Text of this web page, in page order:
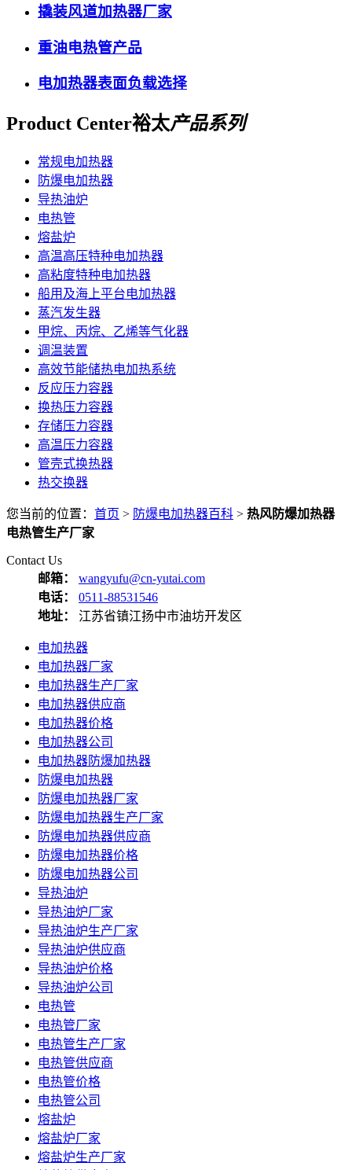
撬装风道加热器厂家
重油电热管产品
电加热器表面负载选择
Product Center裕太产品系列
常规电加热器
防爆电加热器
导热油炉
电热管
熔盐炉
高温高压特种电加热器
高粘度特种电加热器
船用及海上平台电加热器
蒸汽发生器
甲烷、丙烷、乙烯等气化器
调温装置
高效节能储热电加热系统
反应压力容器
换热压力容器
存储压力容器
高温压力容器
管壳式换热器
热交换器
您当前的位置： 首页 > 防爆电加热器百科 > 热风防爆加热器
电热管生产厂家
Contact Us
邮箱：
wangyufu@cn-yutai.com
电话：
0511-88531546
地址：
江苏省镇江扬中市油坊开发区
电加热器
电加热器厂家
电加热器生产厂家
电加热器供应商
电加热器价格
电加热器公司
电加热器防爆加热器
防爆电加热器
防爆电加热器厂家
防爆电加热器生产厂家
防爆电加热器供应商
防爆电加热器价格
防爆电加热器公司
导热油炉
导热油炉厂家
导热油炉生产厂家
导热油炉供应商
导热油炉价格
导热油炉公司
电热管
电热管厂家
电热管生产厂家
电热管供应商
电热管价格
电热管公司
熔盐炉
熔盐炉厂家
熔盐炉生产厂家